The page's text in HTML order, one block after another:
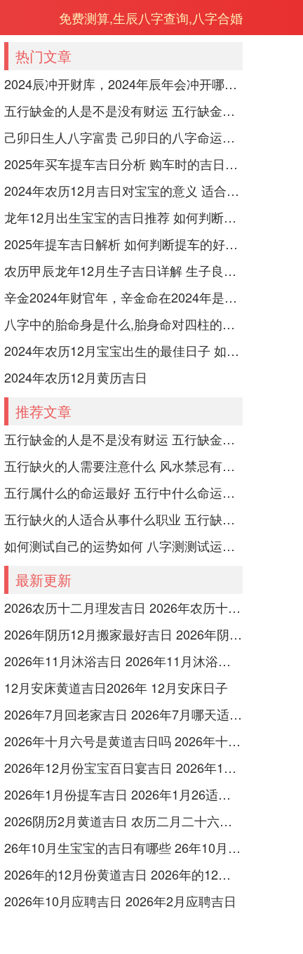
免费测算,生辰八字查询,八字合婚
热门文章
2024辰冲开财库，2024年辰年会冲开哪些人的财库
五行缺金的人是不是没有财运 五行缺金的人命运好不好
己卯日生人八字富贵 己卯日的八字命运如何
2025年买车提车吉日分析 购车时的吉日与禁忌
2024年农历12月吉日对宝宝的意义 适合龙年宝宝出生的日子有哪些
龙年12月出生宝宝的吉日推荐 如何判断吉日是否适合宝宝
2025年提车吉日解析 如何判断提车的好日子
农历甲辰龙年12月生子吉日详解 生子良辰的影响因素
辛金2024年财官年，辛金命在2024年是财官年还是财印年
八字中的胎命身是什么,胎身命对四柱的影响
2024年农历12月宝宝出生的最佳日子 如何挑选适合的吉日
2024年农历12月黄历吉日
推荐文章
五行缺金的人是不是没有财运 五行缺金的人命运好不好
五行缺火的人需要注意什么 风水禁忌有哪些
五行属什么的命运最好 五行中什么命运势旺盛
五行缺火的人适合从事什么职业 五行缺火的人适合从事的职业有哪些
如何测试自己的运势如何 八字测测试运运程
最新更新
2026农历十二月理发吉日 2026年农历十二月哪天宜理发
2026年阴历12月搬家最好吉日 2026年阴历1月26日历
2026年11月沐浴吉日 2026年11月沐浴黄道吉日
12月安床黄道吉日2026年 12月安床日子
2026年7月回老家吉日 2026年7月哪天适合回家
2026年十月六号是黄道吉日吗 2026年十月六日黄历吉日查询
2026年12月份宝宝百日宴吉日 2026年12月适合做百日宴的日子
2026年1月份提车吉日 2026年1月26适合提车吗
2026阴历2月黄道吉日 农历二月二十六黄道吉日
26年10月生宝宝的吉日有哪些 26年10月生宝宝剖腹产好日子有哪些
2026年的12月份黄道吉日 2026年的12月初四是几号
2026年10月应聘吉日 2026年2月应聘吉日